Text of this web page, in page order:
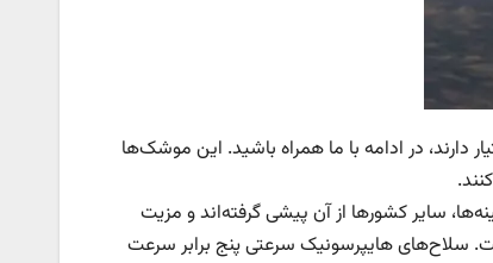
در ادامه با ما همراه باشید. این موشک‌ها
سایر کشورها از آن پیشی گرفته‌اند و مزیت
سلاح‌های هایپرسونیک سرعتی پنج برابر سرعت